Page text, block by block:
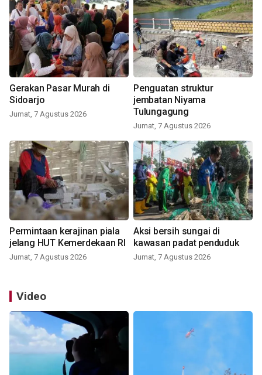
Gerakan Pasar Murah di
Sidoarjo
Jumat, 7 Agustus 2026
Penguatan struktur
jembatan Niyama
Tulungagung
Jumat, 7 Agustus 2026
Permintaan kerajinan piala
jelang HUT Kemerdekaan RI
Jumat, 7 Agustus 2026
Aksi bersih sungai di
kawasan padat penduduk
Jumat, 7 Agustus 2026
Video